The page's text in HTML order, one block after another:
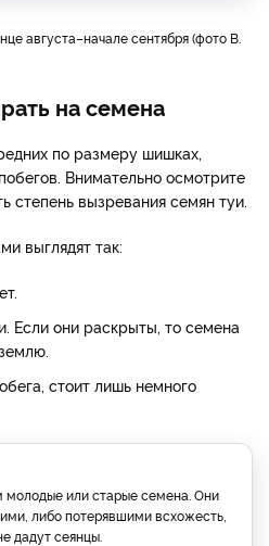
на семена
по размеру шишках,
Внимательно осмотрите
степень вызревания семян туи.
выглядят так:
Если они раскрыты, то семена
стоит лишь немного
молодые или старые семена. Они
либо потерявшими всхожесть,
дадут сеянцы.